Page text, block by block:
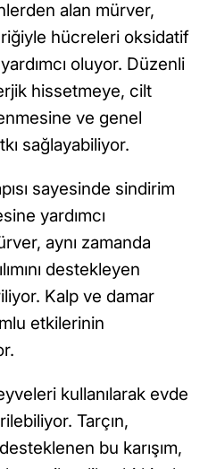
alan mürver,
hücreleri oksidatif
oluyor. Düzenli
hissetmeye, cilt
ve genel
sağlayabiliyor.
sayesinde sindirim
yardımcı
aynı zamanda
destekleyen
Kalp ve damar
etkilerinin
kullanılarak evde
Tarçın,
bu karışım,